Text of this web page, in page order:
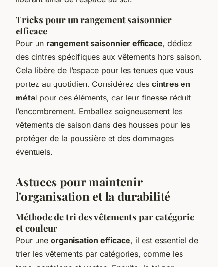
Tricks pour un rangement saisonnier
efficace
Pour un rangement saisonnier efficace, dédiez
des cintres spécifiques aux vêtements hors saison.
Cela libère de l’espace pour les tenues que vous
portez au quotidien. Considérez des cintres en
métal pour ces éléments, car leur finesse réduit
l’encombrement. Emballez soigneusement les
vêtements de saison dans des housses pour les
protéger de la poussière et des dommages
éventuels.
Astuces pour maintenir
l'organisation et la durabilité
Méthode de tri des vêtements par catégorie
et couleur
Pour une organisation efficace, il est essentiel de
trier les vêtements par catégories, comme les